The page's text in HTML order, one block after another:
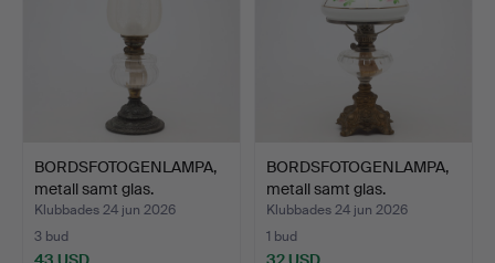
BORDSFOTOGENLAMPA,
metall samt glas.
Klubbades 24 jun 2026
3 bud
BORDSFOTOGENLAMPA,
metall samt glas.
Klubbades 24 jun 2026
1 bud